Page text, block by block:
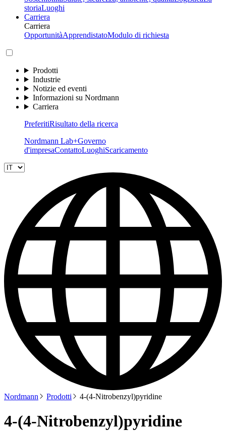
storiaLuoghi
Carriera
Carriera
OpportunitàApprendistatoModulo di richiesta
Prodotti
Industrie
Notizie ed eventi
Informazioni su Nordmann
Carriera
PreferitiRisultato della ricerca
Nordmann Lab+Governo
d'impresaContattoLuoghiScaricamento
Nordmann Prodotti 4-(4-Nitrobenzyl)pyridine
4-(4-Nitrobenzyl)pyridine